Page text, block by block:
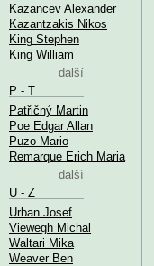
Kazancev Alexander
Kazantzakis Nikos
King Stephen
King William
další
P - T
Patřičný Martin
Poe Edgar Allan
Puzo Mario
Remarque Erich Maria
další
U - Z
Urban Josef
Viewegh Michal
Waltari Mika
Weaver Ben